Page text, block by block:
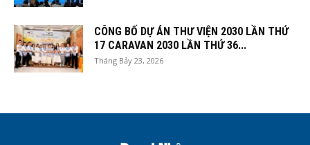
CÔNG BỐ DỰ ÁN THƯ VIỆN 2030 LẦN THỨ
17 CARAVAN 2030 LẦN THỨ 36...
Tháng Bảy 23, 2026